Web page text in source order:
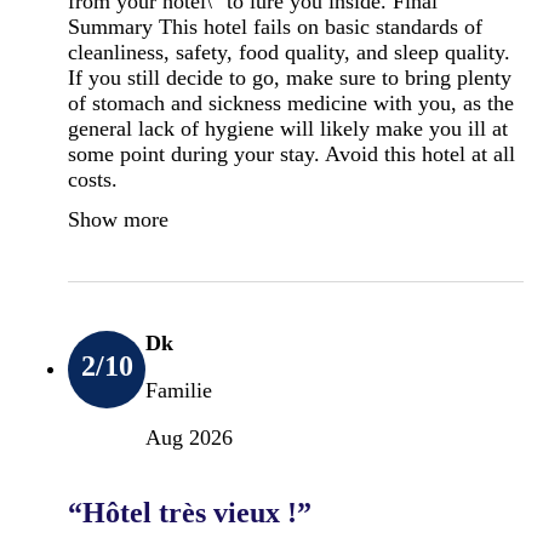
Summary This hotel fails on basic standards of
cleanliness, safety, food quality, and sleep quality.
If you still decide to go, make sure to bring plenty
of stomach and sickness medicine with you, as the
general lack of hygiene will likely make you ill at
some point during your stay. Avoid this hotel at all
costs.
Show more
2/10
Dk
Familie
Aug 2026
“Hôtel très vieux !”